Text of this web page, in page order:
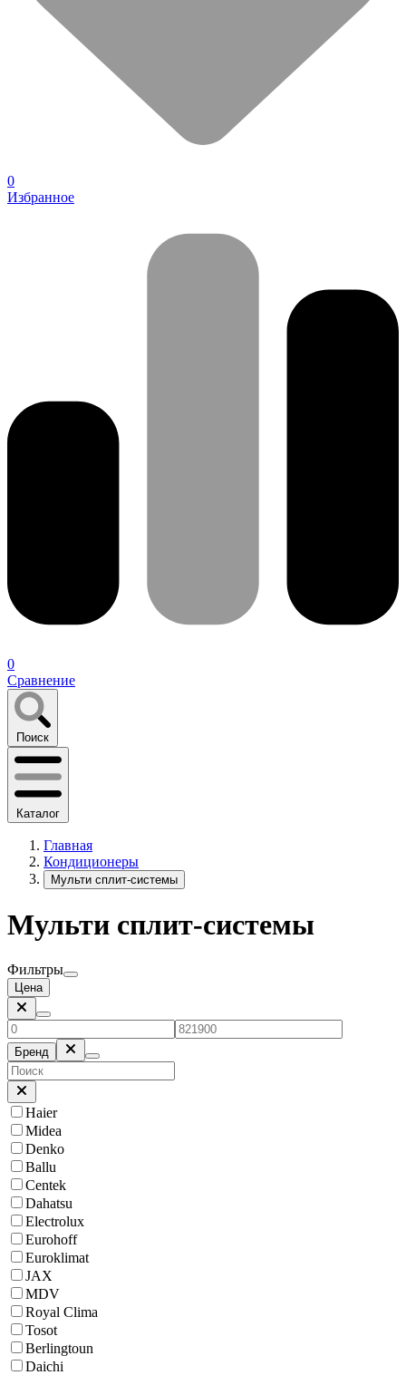
0
Избранное
0
Сравнение
Поиск
Каталог
Главная
Кондиционеры
Мульти сплит-системы
Мульти сплит-системы
Фильтры
Цена
Бренд
Haier
Midea
Denko
Ballu
Centek
Dahatsu
Electrolux
Eurohoff
Euroklimat
JAX
MDV
Royal Clima
Tosot
Berlingtoun
Daichi